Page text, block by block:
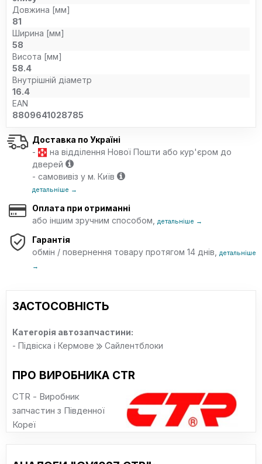
Довжина [мм]
81
Ширина [мм]
58
Висота [мм]
58.4
Внутрішній діаметр
16.4
EAN
8809641028785
Доставка по Україні
-
на відділення Нової Пошти або кур'єром до
дверей
- самовивіз у м. Київ
детальніше →
Оплата при отриманні
або іншим зручним способом,
детальніше →
Гарантія
обмін / повернення товару протягом 14 днів,
детальніше
→
ЗАСТОСОВНІСТЬ
Категорія автозапчастини:
- Підвіска і Кермове
Сайлентблоки
ПРО ВИРОБНИКА CTR
CTR - Виробник
запчастин з Південної
Кореї